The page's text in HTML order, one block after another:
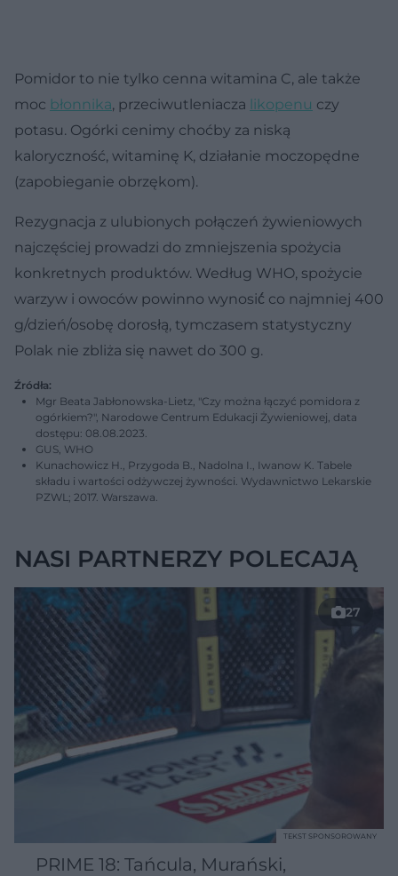
Pomidor to nie tylko cenna witamina C, ale także
moc błonnika, przeciwutleniacza likopenu czy
potasu. Ogórki cenimy choćby za niską
kaloryczność, witaminę K, działanie moczopędne
(zapobieganie obrzękom).
Rezygnacja z ulubionych połączeń żywieniowych
najczęściej prowadzi do zmniejszenia spożycia
konkretnych produktów. Według WHO, spożycie
warzyw i owoców powinno wynosić́ co najmniej 400
g/dzień/osobę dorosłą, tymczasem statystyczny
Polak nie zbliża się nawet do 300 g.
Źródła:
Mgr Beata Jabłonowska-Lietz, "Czy można łączyć pomidora z
ogórkiem?", Narodowe Centrum Edukacji Żywieniowej, data
dostępu: 08.08.2023.
GUS, WHO
Kunachowicz H., Przygoda B., Nadolna I., Iwanow K. Tabele
składu i wartości odżywczej żywności. Wydawnictwo Lekarskie
PZWL; 2017. Warszawa.
NASI PARTNERZY POLECAJĄ
27
PRIME 18: Tańcula, Murański,
TEKST SPONSOROWANY